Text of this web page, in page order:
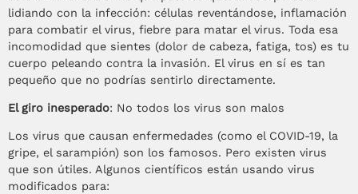
lidiando con la infección: células reventándose, inflamación
para combatir el virus, fiebre para matar el virus. Toda esa
incomodidad que sientes (dolor de cabeza, fatiga, tos) es tu
cuerpo peleando contra la invasión. El virus en sí es tan
pequeño que no podrías sentirlo directamente.
El giro inesperado: No todos los virus son malos
Los virus que causan enfermedades (como el COVID-19, la
gripe, el sarampión) son los famosos. Pero existen virus
que son útiles. Algunos científicos están usando virus
modificados para: